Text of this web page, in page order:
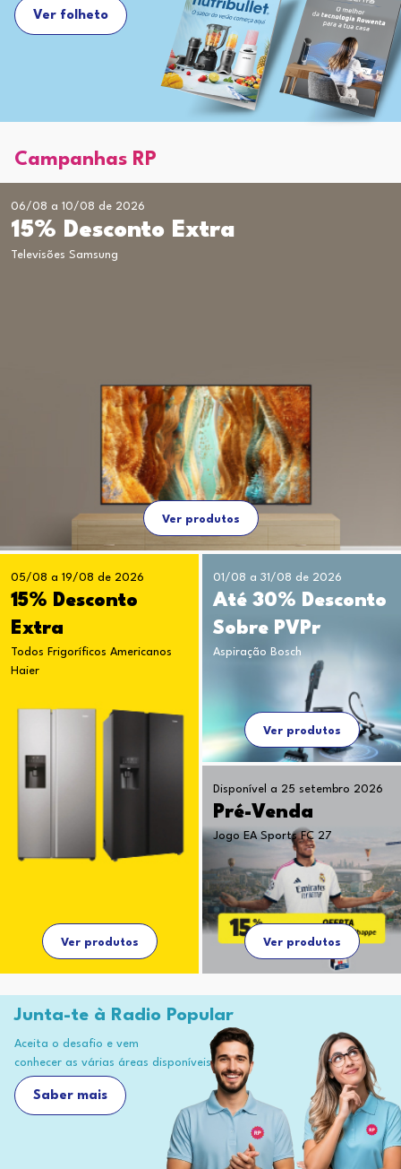
Ver folheto
Campanhas RP
06/08 a 10/08 de 2026
15% Desconto Extra
Televisões Samsung
Ver produtos
05/08 a 19/08 de 2026
15% Desconto
Extra
Todos Frigoríficos Americanos
Haier
Ver produtos
01/08 a 31/08 de 2026
Até 30% Desconto
Sobre PVPr
Aspiração Bosch
Ver produtos
Disponível a 25 setembro 2026
Pré-Venda
Jogo EA Sports FC 27
Ver produtos
Junta-te à Radio Popular
Aceita o desafio e vem
conhecer as várias áreas disponíveis
Saber mais